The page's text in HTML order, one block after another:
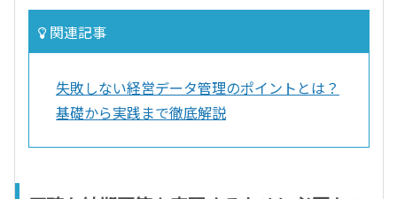
関連記事
失敗しない経営データ管理のポイントとは？
基礎から実践まで徹底解説